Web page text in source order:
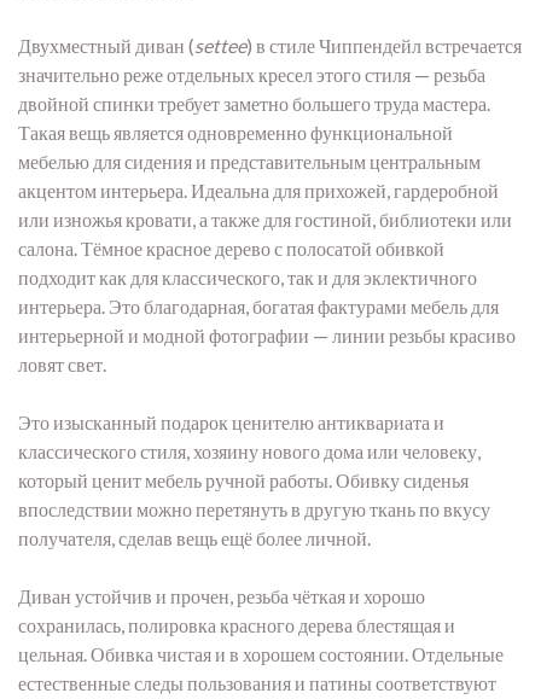
Двухместный диван (settee) в стиле Чиппендейл встречается
значительно реже отдельных кресел этого стиля — резьба
двойной спинки требует заметно большего труда мастера.
Такая вещь является одновременно функциональной
мебелью для сидения и представительным центральным
акцентом интерьера. Идеальна для прихожей, гардеробной
или изножья кровати, а также для гостиной, библиотеки или
салона. Тёмное красное дерево с полосатой обивкой
подходит как для классического, так и для эклектичного
интерьера. Это благодарная, богатая фактурами мебель для
интерьерной и модной фотографии — линии резьбы красиво
ловят свет.
Это изысканный подарок ценителю антиквариата и
классического стиля, хозяину нового дома или человеку,
который ценит мебель ручной работы. Обивку сиденья
впоследствии можно перетянуть в другую ткань по вкусу
получателя, сделав вещь ещё более личной.
Диван устойчив и прочен, резьба чёткая и хорошо
сохранилась, полировка красного дерева блестящая и
цельная. Обивка чистая и в хорошем состоянии. Отдельные
естественные следы пользования и патины соответствуют